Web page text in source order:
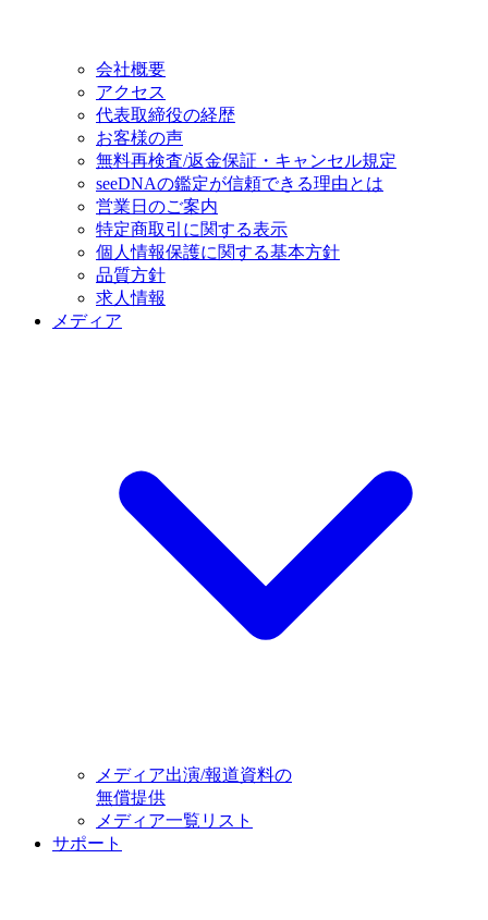
会社概要
アクセス
代表取締役の経歴
お客様の声
無料再検査/返金保証・キャンセル規定
seeDNAの鑑定が信頼できる理由とは
営業日のご案内
特定商取引に関する表示
個人情報保護に関する基本方針
品質方針
求人情報
メディア
メディア出演/報道資料の
無償提供
メディア一覧リスト
サポート